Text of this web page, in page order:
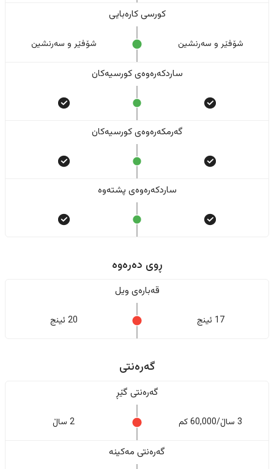
کورسی کارەبایی
شۆفێر و سەرنشین شۆفێر و سەرنشین
ساردکەرەوەی کورسیەکان
گەرمکەرەوەی کورسیەکان
ساردکەرەوەی پشتەوە
ڕوی دەرەوە
قەبارەی ویل
17 ئینج 20 ئینج
گەرەنتی
گەرەنتی گێڕ
3 ساڵ/60,000 کم 2 ساڵ
گەرەنتی مەکینە